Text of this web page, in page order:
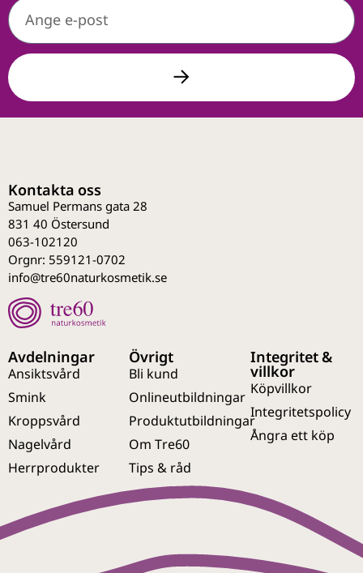
Kontakta oss
Samuel Permans gata 28
831 40 Östersund
063-102120
Orgnr: 559121-0702
info@tre60naturkosmetik.se
Avdelningar
Ansiktsvård
Smink
Kroppsvård
Nagelvård
Herrprodukter
Övrigt
Bli kund
Onlineutbildningar
Produktutbildningar
Om Tre60
Tips & råd
Integritet &
villkor
Köpvillkor
Integritetspolicy
Ångra ett köp